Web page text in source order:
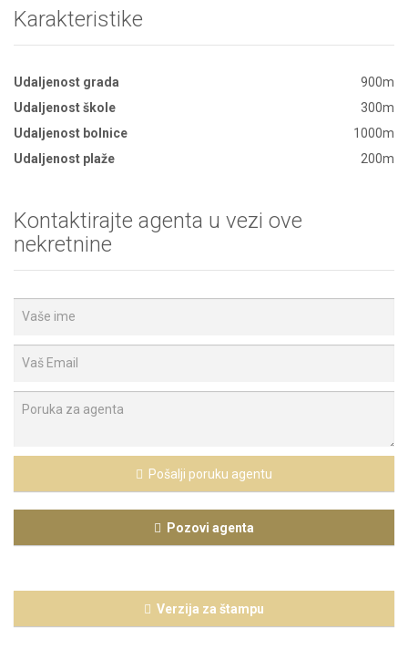
Karakteristike
Udaljenost grada
900m
Udaljenost škole
300m
Udaljenost bolnice
1000m
Udaljenost plaže
200m
Kontaktirajte agenta u vezi ove
nekretnine
Pošalji poruku agentu
Pozovi agenta
Verzija za štampu